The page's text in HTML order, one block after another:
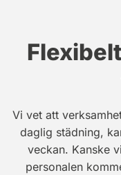
Vi vet att
daglig städning,
veckan. Kanske
personalen